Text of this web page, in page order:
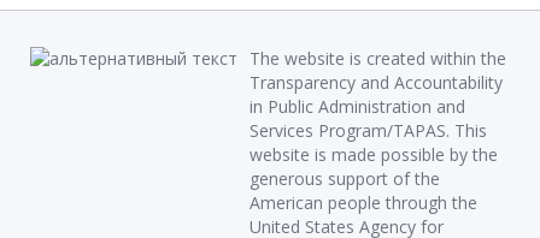
The website is created within the
Transparency and Accountability
in Public Administration and
Services Program/TAPAS. This
website is made possible by the
generous support of the
American people through the
United States Agency for